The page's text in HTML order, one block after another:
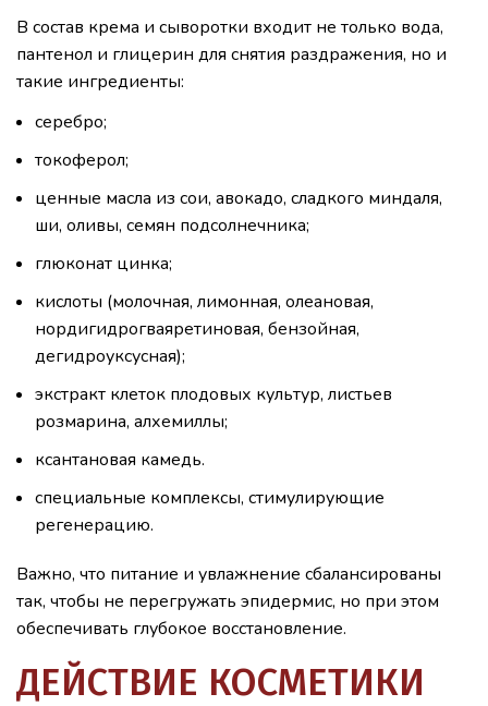
В состав крема и сыворотки входит не только вода,
пантенол и глицерин для снятия раздражения, но и
такие ингредиенты:
серебро;
токоферол;
ценные масла из сои, авокадо, сладкого миндаля,
ши, оливы, семян подсолнечника;
глюконат цинка;
кислоты (молочная, лимонная, олеановая,
нордигидрогваяретиновая, бензойная,
дегидроуксусная);
экстракт клеток плодовых культур, листьев
розмарина, алхемиллы;
ксантановая камедь.
специальные комплексы, стимулирующие
регенерацию.
Важно, что питание и увлажнение сбалансированы
так, чтобы не перегружать эпидермис, но при этом
обеспечивать глубокое восстановление.
ДЕЙСТВИЕ КОСМЕТИКИ